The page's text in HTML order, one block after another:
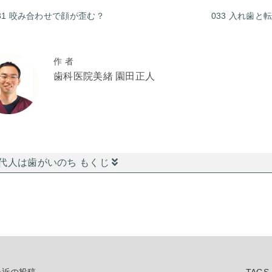
咬み合わせで顔が歪む？ 033 入れ歯と
作 者
歯科医院美緒 園田正人
人は歯がいのち もくじ